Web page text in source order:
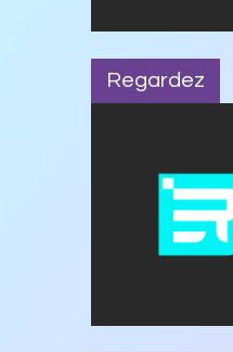
Regardez